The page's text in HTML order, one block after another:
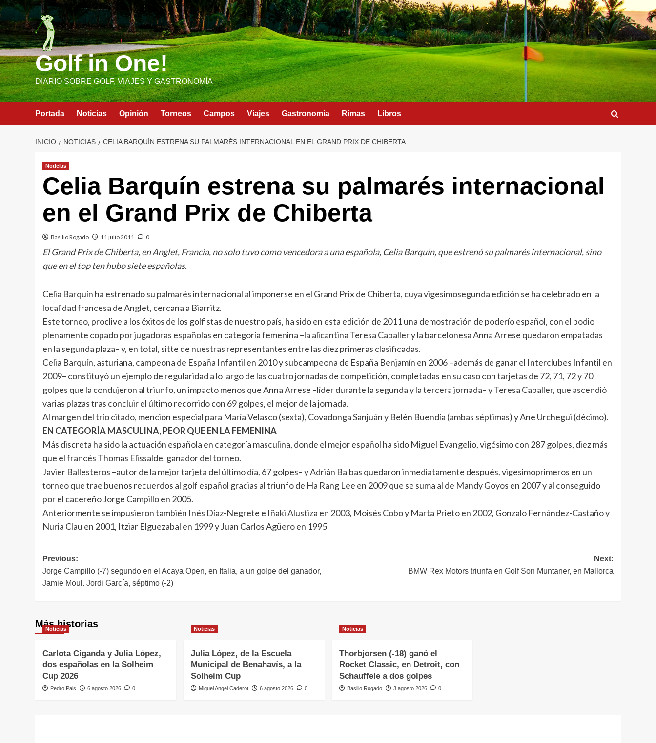
Saltar
al
contenido
Golf in One!
DIARIO SOBRE GOLF, VIAJES Y GASTRONOMÍA
Portada Noticias Opinión Torneos Campos Viajes Gastronomía Rimas Libros
INICIO NOTICIAS CELIA BARQUÍN ESTRENA SU PALMARÉS INTERNACIONAL EN EL GRAND PRIX DE CHIBERTA
Noticias
Celia Barquín estrena su palmarés internacional
en el Grand Prix de Chiberta
Basilio Rogado 11 julio 2011 0
El Grand Prix de Chiberta, en Anglet, Francia, no solo tuvo como vencedora a una española, Celia Barquín, que estrenó su palmarés internacional, sino
que en el top ten hubo siete españolas.
Celia Barquín ha estrenado su palmarés internacional al imponerse en el Grand Prix de Chiberta, cuya vigesimosegunda edición se ha celebrado en la
localidad francesa de Anglet, cercana a Biarritz.
Este torneo, proclive a los éxitos de los golfistas de nuestro país, ha sido en esta edición de 2011 una demostración de poderío español, con el podio
plenamente copado por jugadoras españolas en categoría femenina –la alicantina Teresa Caballer y la barcelonesa Anna Arrese quedaron empatadas
en la segunda plaza– y, en total, sitte de nuestras representantes entre las diez primeras clasificadas.
Celia Barquín, asturiana, campeona de España Infantil en 2010 y subcampeona de España Benjamín en 2006 –además de ganar el Interclubes Infantil en
2009– constituyó un ejemplo de regularidad a lo largo de las cuatro jornadas de competición, completadas en su caso con tarjetas de 72, 71, 72 y 70
golpes que la condujeron al triunfo, un impacto menos que Anna Arrese –líder durante la segunda y la tercera jornada– y Teresa Caballer, que ascendió
varias plazas tras concluir el último recorrido con 69 golpes, el mejor de la jornada.
Al margen del trío citado, mención especial para María Velasco (sexta), Covadonga Sanjuán y Belén Buendía (ambas séptimas) y Ane Urchegui (décimo).
EN CATEGORÍA MASCULINA, PEOR QUE EN LA FEMENINA
Más discreta ha sido la actuación española en categoría masculina, donde el mejor español ha sido Miguel Evangelio, vigésimo con 287 golpes, diez más
que el francés Thomas Elissalde, ganador del torneo.
Javier Ballesteros –autor de la mejor tarjeta del último día, 67 golpes– y Adrián Balbas quedaron inmediatamente después, vigesimoprimeros en un
torneo que trae buenos recuerdos al golf español gracias al triunfo de Ha Rang Lee en 2009 que se suma al de Mandy Goyos en 2007 y al conseguido
por el cacereño Jorge Campillo en 2005.
Anteriormente se impusieron también Inés Díaz-Negrete e Iñaki Alustiza en 2003, Moisés Cobo y Marta Prieto en 2002, Gonzalo Fernández-Castaño y
Nuria Clau en 2001, Itziar Elguezabal en 1999 y Juan Carlos Agüero en 1995
Navegación
de
Previous:
Jorge Campillo (-7) segundo en el Acaya Open, en Italia, a un golpe del ganador,
Jamie Moul. Jordi García, séptimo (-2)
Next:
BMW Rex Motors triunfa en Golf Son Muntaner, en Mallorca
Más historias
Noticias
Carlota Ciganda y Julia López,
dos españolas en la Solheim
Cup 2026
Pedro Pals 6 agosto 2026 0
Noticias
Julia López, de la Escuela
Municipal de Benahavís, a la
Solheim Cup
Miguel Angel Caderot 6 agosto 2026 0
Noticias
Thorbjorsen (-18) ganó el
Rocket Classic, en Detroit, con
Schauffele a dos golpes
Basilio Rogado 3 agosto 2026 0